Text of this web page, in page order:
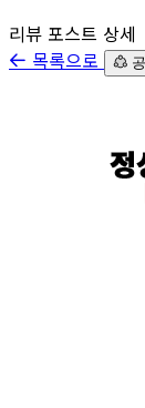
본문으로 바로가기
리뷰 포스트 상세
목록으로